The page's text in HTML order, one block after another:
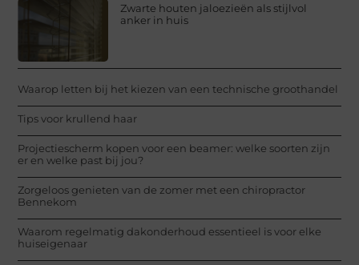
Zwarte houten jaloezieën als stijlvol
anker in huis
Waarop letten bij het kiezen van een technische groothandel
Tips voor krullend haar
Projectiescherm kopen voor een beamer: welke soorten zijn
er en welke past bij jou?
Zorgeloos genieten van de zomer met een chiropractor
Bennekom
Waarom regelmatig dakonderhoud essentieel is voor elke
huiseigenaar